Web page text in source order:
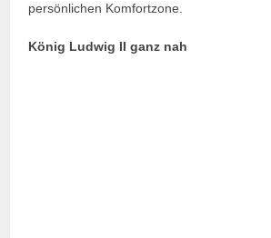
persönlichen Komfortzone.
König Ludwig II ganz nah